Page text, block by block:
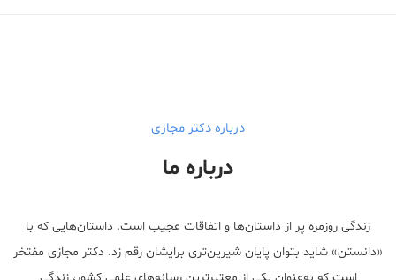
درباره دکتر مجازی
درباره ما
زندگی روزمره پر از داستان‌ها و اتفاقات عجیب است. داستان‌هایی که با
«دانستن» شاید بتوان پایان شیرین‌تری برایشان رقم زد. دکتر مجازی مفتخر